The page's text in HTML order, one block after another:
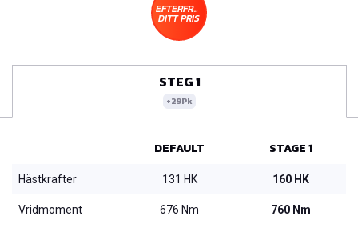
EFTERFRÅGA
DITT PRIS
STEG 1
+29Pk
DEFAULT STAGE 1
Hästkrafter 131 HK 160 HK
Vridmoment 676 Nm 760 Nm